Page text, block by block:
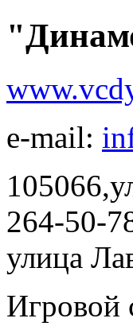
e-mail:
264-50-
улица
Игровой